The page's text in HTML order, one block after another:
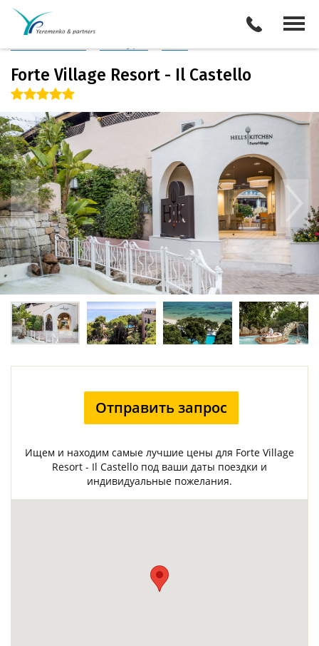
Италия
Описание отеля
Forte Village Resort - Il Castello
Отправить запрос
Ищем и находим самые лучшие цены для Forte Village
Resort - Il Castello под ваши даты поездки и
индивидуальные пожелания.